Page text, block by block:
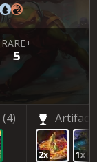
RARE+
5
(4)
2x 1x